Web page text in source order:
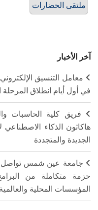
ملتقى الحضارات
آخر الأخبار
في أول أيام انطلاق المرحلة
فريق كلية الحاسبات
هاكاثون الذكاء
الجديدة والمتجددة
جامعة عين شمس تواصل
حزمة متكاملة من
المؤسسات المحلية والعالمية